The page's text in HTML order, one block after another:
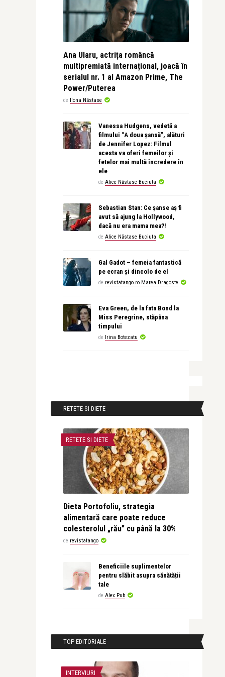
Ana Ularu, actrița româncă
multipremiată internațional, joacă în
serialul nr. 1 al Amazon Prime, The
Power/Puterea
de Ilona Năstase
Vanessa Hudgens, vedetă a
filmului “A doua șansă”, alături
de Jennifer Lopez: Filmul
acesta va oferi femeilor și
fetelor mai multă încredere în
ele
de Alice Năstase Buciuta
Sebastian Stan: Ce șanse aș fi
avut să ajung la Hollywood,
dacă nu era mama mea?!
de Alice Năstase Buciuta
Gal Gadot – femeia fantastică
pe ecran și dincolo de el
de revistatango.ro Marea Dragoste
Eva Green, de la fata Bond la
Miss Peregrine, stăpâna
timpului
de Irina Botezatu
RETETE SI DIETE
RETETE SI DIETE
Dieta Portofoliu, strategia
alimentară care poate reduce
colesterolul „rău” cu până la 30%
de revistatango
Beneficiile suplimentelor
pentru slăbit asupra sănătății
tale
de Alex Pub
TOP EDITORIALE
INTERVIURI